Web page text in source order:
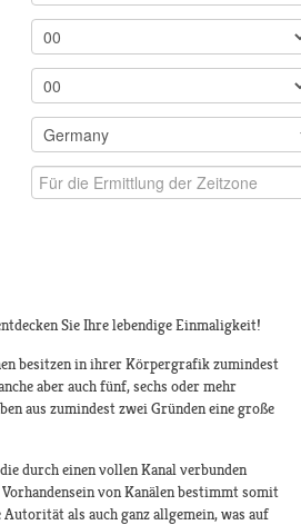
Sie Ihre lebendige Einmaligkeit!
besitzen in ihrer Körpergrafik zumindest
aber auch fünf, sechs oder mehr
aus zumindest zwei Gründen eine große
durch einen vollen Kanal verbunden
von Kanälen bestimmt somit
als auch ganz allgemein, was auf